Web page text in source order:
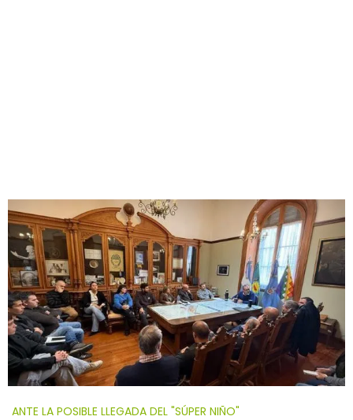
ANTE LA POSIBLE LLEGADA DEL "SÚPER NIÑO"